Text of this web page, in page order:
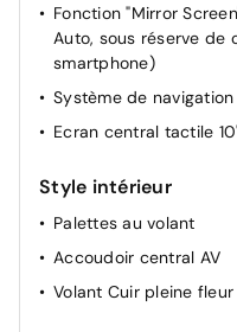
Siège conducteur
Siège passager à
Pochettes de
Allumage automatique
croisement
Fonction "Mirror
Auto, sous réserve de
smartphone)
Système de navigation
Ecran central tactile
Style intérieur
Palettes au volant
Accoudoir central AV
Volant Cuir pleine fleur